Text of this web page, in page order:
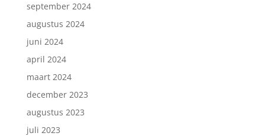
september 2024
augustus 2024
juni 2024
april 2024
maart 2024
december 2023
augustus 2023
juli 2023